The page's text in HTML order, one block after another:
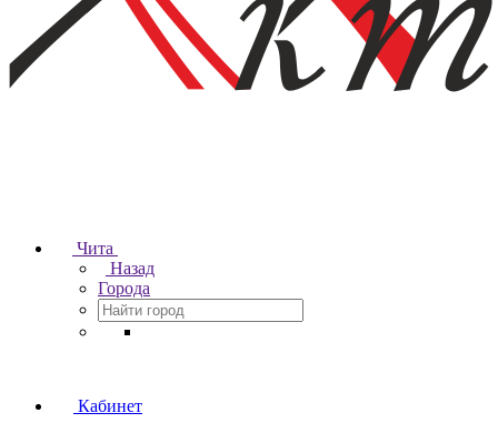
Чита
Назад
Города
Кабинет